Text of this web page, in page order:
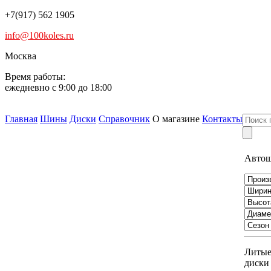
+7(917) 562 1905
info@100koles.ru
Москва
Время работы:
ежедневно с 9:00 до 18:00
Главная Шины Диски Справочник О магазине Контакты
Литые
диски